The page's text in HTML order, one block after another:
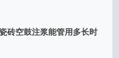
砖空鼓注浆能管用多长时